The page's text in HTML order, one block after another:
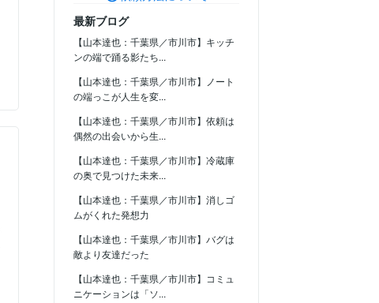
最新ブログ
【山本達也：千葉県／市川市】キッチ
ンの端で踊る影たち...
【山本達也：千葉県／市川市】ノート
の端っこが人生を変...
【山本達也：千葉県／市川市】依頼は
偶然の出会いから生...
【山本達也：千葉県／市川市】冷蔵庫
の奥で見つけた未来...
【山本達也：千葉県／市川市】消しゴ
ムがくれた発想力
【山本達也：千葉県／市川市】バグは
敵より友達だった
【山本達也：千葉県／市川市】コミュ
ニケーションは「ソ...